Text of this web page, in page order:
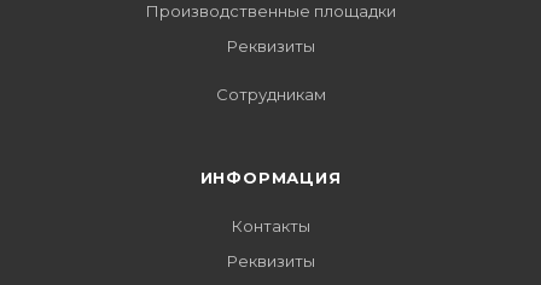
Производственные площадки
Реквизиты
Сотрудникам
ИНФОРМАЦИЯ
Контакты
Реквизиты